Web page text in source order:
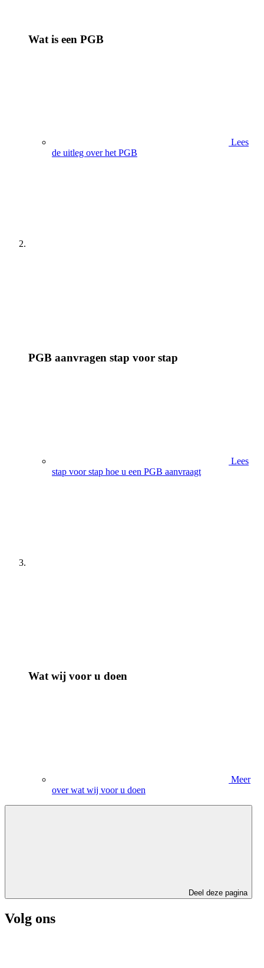
Wat is een PGB
Lees
de uitleg over het PGB
PGB aanvragen stap voor stap
Lees
stap voor stap hoe u een PGB aanvraagt
Wat wij voor u doen
Meer
over wat wij voor u doen
Deel deze pagina
Volg ons